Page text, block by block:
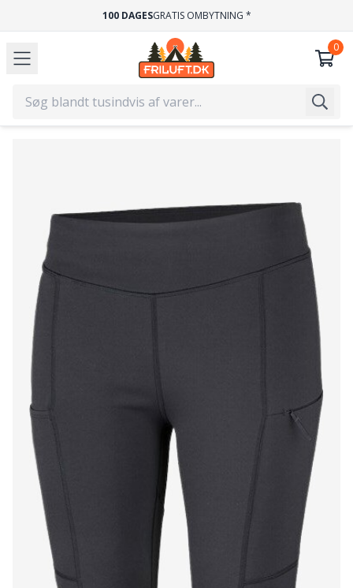
100 DAGESGRATIS OMBYTNING *